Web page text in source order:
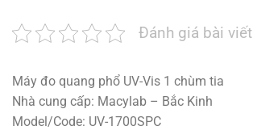
Đánh giá bài viết
Máy đo quang phổ UV-Vis 1 chùm tia
Nhà cung cấp: Macylab – Bắc Kinh
Model/Code: UV-1700SPC